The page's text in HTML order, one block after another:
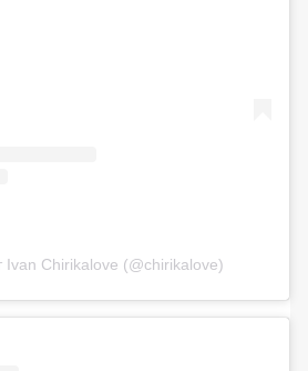
Ivan Chirikalove (@chirikalove)